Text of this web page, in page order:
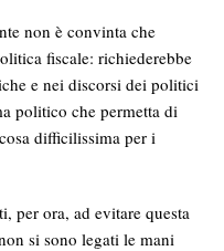
non è convinta che
fiscale: richiederebbe
e nei discorsi dei politici
politico che permetta di
difficilissima per i
per ora, ad evitare questa
si sono legati le mani